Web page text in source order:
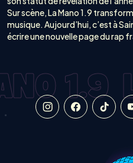
Sur scène, La Mano 1.9
musique. Aujourd’hui, c’est à
écrire une nouvelle page du rap
1.9